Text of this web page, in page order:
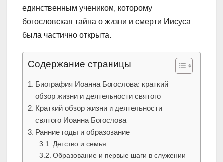
единственным учеником, которому
богословская тайна о жизни и смерти Иисуса
была частично открыта.
Содержание страницы
Биография Иоанна Богослова: краткий
обзор жизни и деятельности святого
Краткий обзор жизни и деятельности
святого Иоанна Богослова
Ранние годы и образование
Детство и семья
Образование и первые шаги в служении